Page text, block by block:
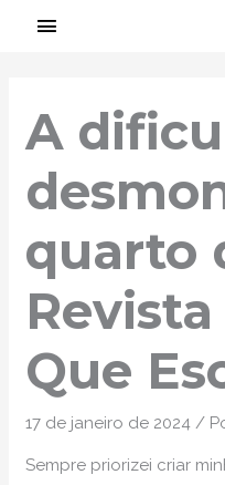
MENU
A
quarto
Que
17 de janeiro de 2024/
Sempre priorizei criar